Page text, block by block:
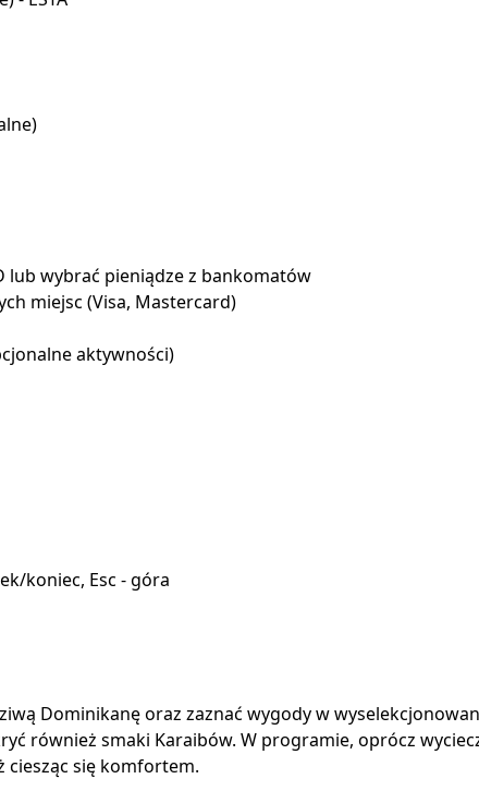
lub wybrać pieniądze z bankomatów
miejsc (Visa, Mastercard)
aktywności)
koniec, Esc - góra
Dominikanę oraz zaznać wygody w
również smaki Karaibów. W programie, oprócz
ciesząc się komfortem.